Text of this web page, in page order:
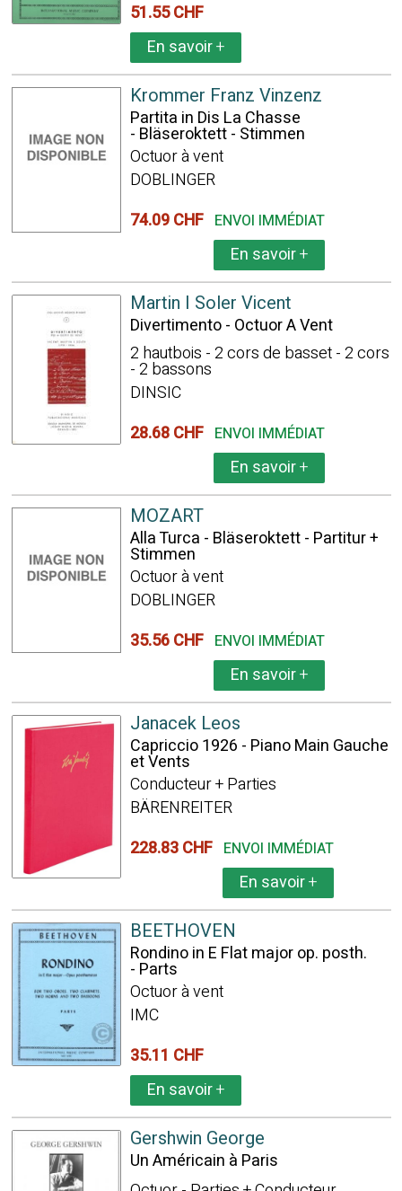
51.55 CHF
En savoir+
Krommer Franz Vinzenz
Partita in Dis La Chasse
- Bläseroktett - Stimmen
Octuor à vent
DOBLINGER
74.09 CHF ENVOI IMMÉDIAT
En savoir+
Martin I Soler Vicent
Divertimento - Octuor A Vent
2 hautbois - 2 cors de basset - 2 cors
- 2 bassons
DINSIC
28.68 CHF ENVOI IMMÉDIAT
En savoir+
MOZART
Alla Turca - Bläseroktett - Partitur +
Stimmen
Octuor à vent
DOBLINGER
35.56 CHF ENVOI IMMÉDIAT
En savoir+
Janacek Leos
Capriccio 1926 - Piano Main Gauche
et Vents
Conducteur + Parties
BÄRENREITER
228.83 CHF ENVOI IMMÉDIAT
En savoir+
BEETHOVEN
Rondino in E Flat major op. posth.
- Parts
Octuor à vent
IMC
35.11 CHF
En savoir+
Gershwin George
Un Américain à Paris